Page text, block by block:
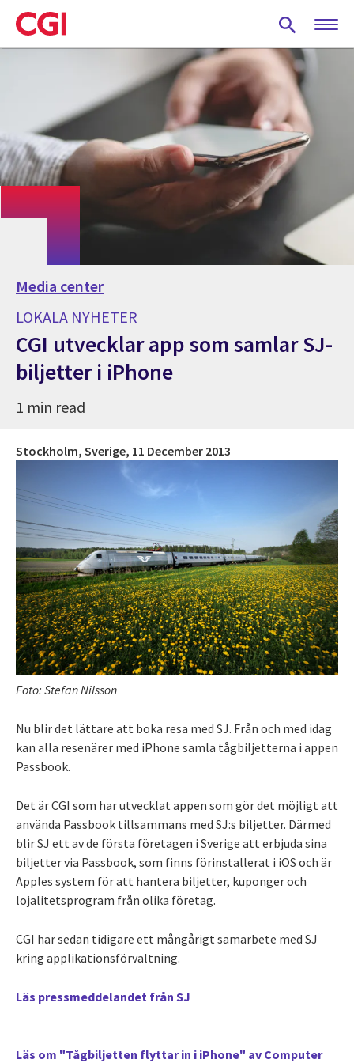
Skip
to
main
Media center
LOKALA NYHETER
CGI utvecklar app som samlar SJ-
biljetter i iPhone
1 min read
Stockholm, Sverige, 11 December 2013
Foto: Stefan Nilsson
Nu blir det lättare att boka resa med SJ. Från och med idag
kan alla resenärer med iPhone samla tågbiljetterna i appen
Passbook.
Det är CGI som har utvecklat appen som gör det möjligt att
använda Passbook tillsammans med SJ:s biljetter. Därmed
blir SJ ett av de första företagen i Sverige att erbjuda sina
biljetter via Passbook, som finns förinstallerat i iOS och är
Apples system för att hantera biljetter, kuponger och
lojalitetsprogram från olika företag.
CGI har sedan tidigare ett mångårigt samarbete med SJ
kring applikationsförvaltning.
Läs pressmeddelandet från SJ
Läs om "Tågbiljetten flyttar in i iPhone" av Computer